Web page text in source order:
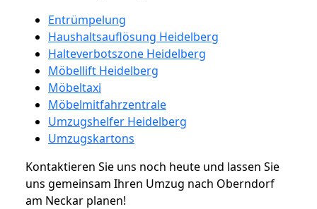
Entrümpelung
Haushaltsauflösung Heidelberg
Halteverbotszone Heidelberg
Möbellift Heidelberg
Möbeltaxi
Möbelmitfahrzentrale
Umzugshelfer Heidelberg
Umzugskartons
Kontaktieren Sie uns noch heute und lassen Sie
uns gemeinsam Ihren Umzug nach Oberndorf
am Neckar planen!